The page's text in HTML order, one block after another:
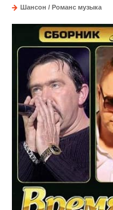
Шансон / Романс музыка